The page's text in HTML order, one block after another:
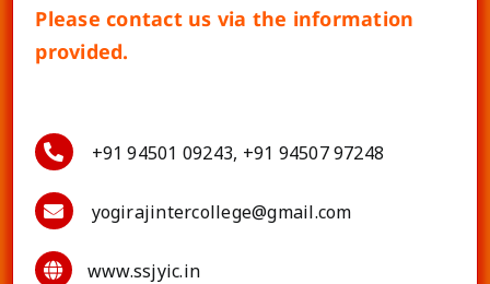
Please contact us via the information
provided.
+91 94501 09243, +91 94507 97248
yogirajintercollege@gmail.com
www.ssjyic.in